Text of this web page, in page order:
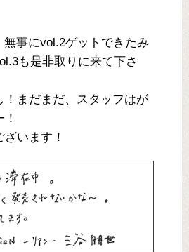
事にvol.2ゲットできたみ
も是非取りに来て下さ
！まだまだ、スタッフはが
います！